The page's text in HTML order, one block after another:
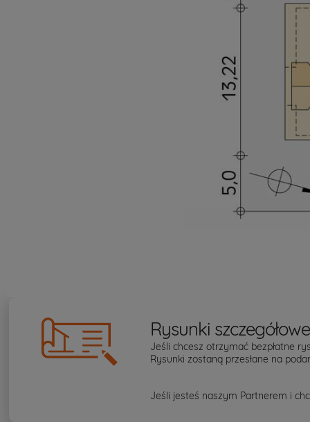
Rysunki szczegółowe
Jeśli chcesz otrzymać bezpłatne
Rysunki zostaną przesłane na
Jeśli jesteś naszym Partnerem i